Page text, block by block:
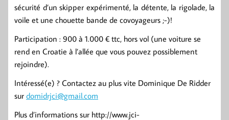
sécurité d’un skipper expérimenté, la détente, la rigolade, la
voile et une chouette bande de covoyageurs ;-)!
Participation : 900 à 1.000 € ttc, hors vol (une voiture se
rend en Croatie à l’allée que vous pouvez possiblement
rejoindre).
Intéressé(e) ? Contactez au plus vite Dominique De Ridder
sur domidrjci@gmail.com
Plus d’informations sur http://www.jci-